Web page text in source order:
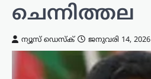
ചെന്നിത്തല
ന്യൂസ് ഡെസ്ക് ജനുവരി 14, 2026